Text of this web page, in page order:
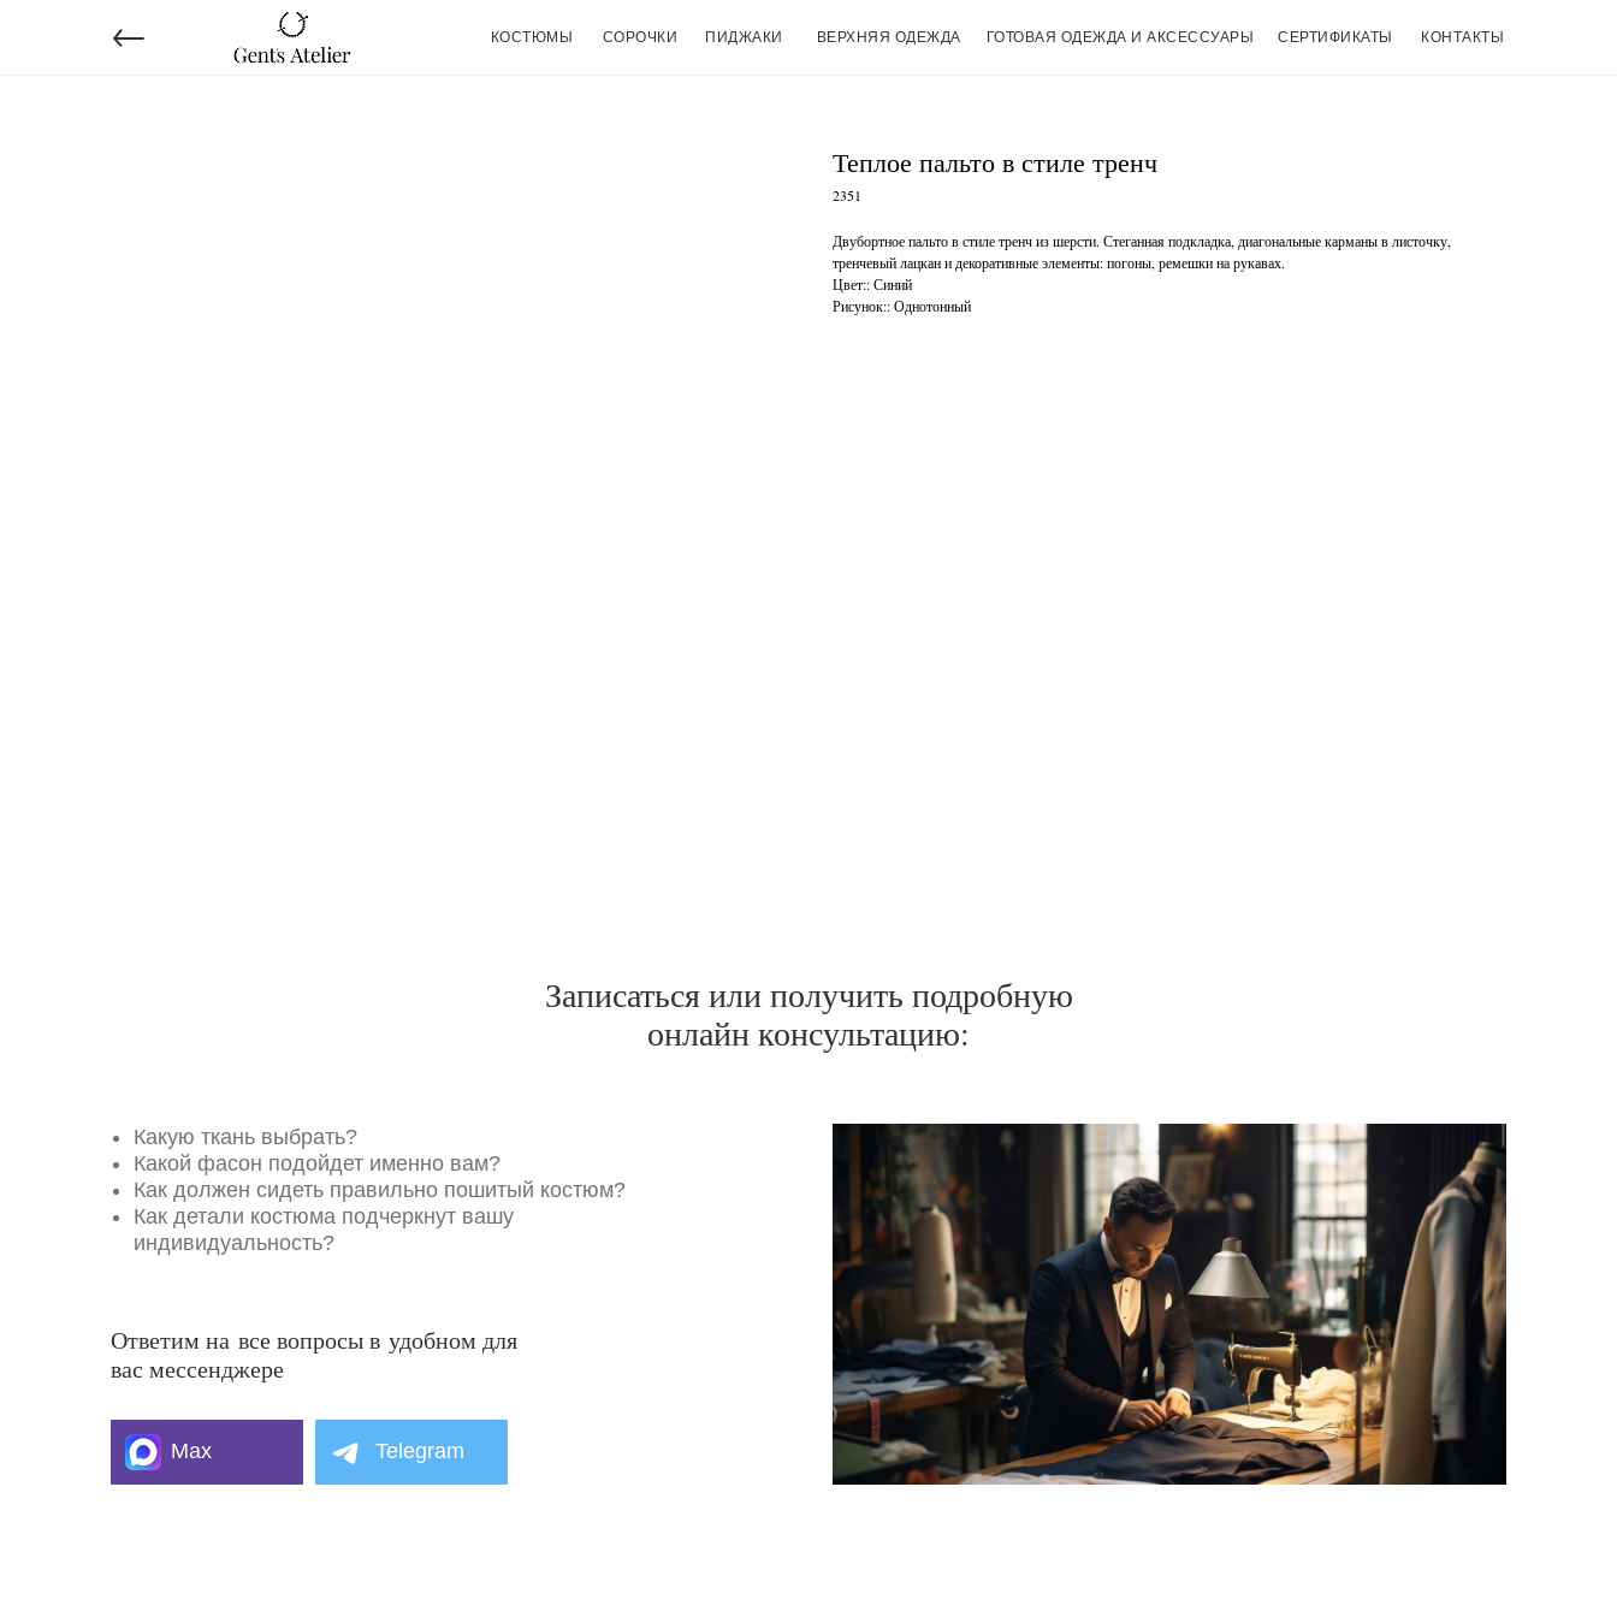
КОСТЮМЫ
← СОРОЧКИ ПИДЖАКИ ВЕРХНЯЯ ОДЕЖДА ГОТОВАЯ ОДЕЖДА И АКСЕССУАРЫ СЕРТИФИКАТЫ КОНТАКТЫ
Теплое пальто в стиле тренч
2351
Двубортное пальто в стиле тренч из шерсти. Стеганная подкладка, диагональные карманы в листочку,
тренчевый лацкан и декоративные элементы: погоны, ремешки на рукавах.
Цвет:: Синий
Рисунок:: Однотонный
Записаться или получить подробную
онлайн консультацию:
Какую ткань выбрать?
Какой фасон подойдет именно вам?
Как должен сидеть правильно пошитый костюм?
Как детали костюма подчеркнут вашу
индивидуальность?
Ответим на все вопросы в удобном для
вас мессенджере
Max Telegram